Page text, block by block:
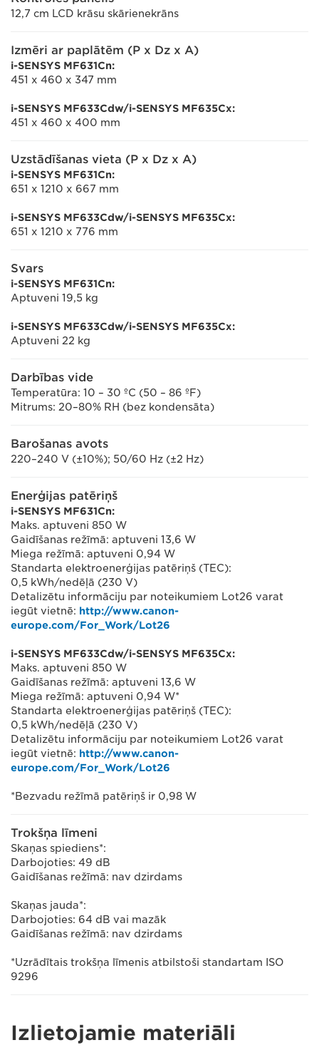
12,7 cm LCD krāsu skārienekrāns
Izmēri ar paplātēm (P x Dz x A)
i-SENSYS MF631Cn:
451 x 460 x 347 mm
i-SENSYS MF633Cdw/i-SENSYS MF635Cx:
451 x 460 x 400 mm
Uzstādīšanas vieta (P x Dz x A)
i-SENSYS MF631Cn:
651 x 1210 x 667 mm
i-SENSYS MF633Cdw/i-SENSYS MF635Cx:
651 x 1210 x 776 mm
Svars
i-SENSYS MF631Cn:
Aptuveni 19,5 kg
i-SENSYS MF633Cdw/i-SENSYS MF635Cx:
Aptuveni 22 kg
Darbības vide
Temperatūra: 10 – 30 ºC (50 – 86 ºF)
Mitrums: 20–80% RH (bez kondensāta)
Barošanas avots
220–240 V (±10%); 50/60 Hz (±2 Hz)
Enerģijas patēriņš
i-SENSYS MF631Cn:
Maks. aptuveni 850 W
Gaidīšanas režīmā: aptuveni 13,6 W
Miega režīmā: aptuveni 0,94 W
Standarta elektroenerģijas patēriņš (TEC):
0,5 kWh/nedēļā (230 V)
Detalizētu informāciju par noteikumiem Lot26 varat
iegūt vietnē: http://www.canon-
europe.com/For_Work/Lot26
i-SENSYS MF633Cdw/i-SENSYS MF635Cx:
Maks. aptuveni 850 W
Gaidīšanas režīmā: aptuveni 13,6 W
Miega režīmā: aptuveni 0,94 W*
Standarta elektroenerģijas patēriņš (TEC):
0,5 kWh/nedēļā (230 V)
Detalizētu informāciju par noteikumiem Lot26 varat
iegūt vietnē: http://www.canon-
europe.com/For_Work/Lot26
*Bezvadu režīmā patēriņš ir 0,98 W
Trokšņa līmeni
Skaņas spiediens*:
Darbojoties: 49 dB
Gaidīšanas režīmā: nav dzirdams
Skaņas jauda*:
Darbojoties: 64 dB vai mazāk
Gaidīšanas režīmā: nav dzirdams
*Uzrādītais trokšņa līmenis atbilstoši standartam ISO
9296
Izlietojamie materiāli